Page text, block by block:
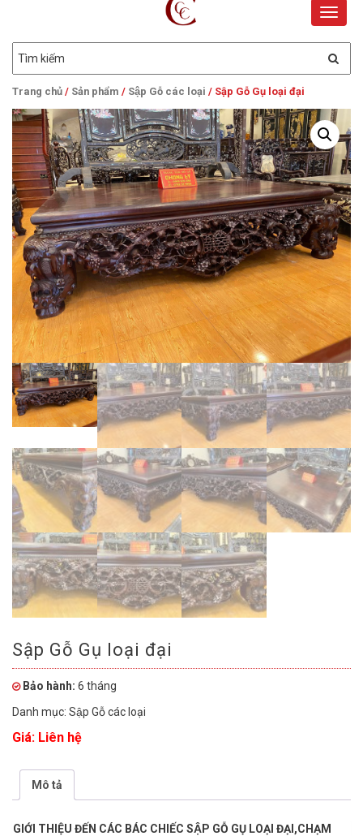
Toggle
Trang chủ / Sản phẩm / Sập Gỗ các loại / Sập Gỗ Gụ loại đại
Sập Gỗ Gụ loại đại
Bảo hành: 6 tháng
Danh mục: Sập Gỗ các loại
Giá: Liên hệ
Mô tả
GIỚI THIỆU ĐẾN CÁC BÁC CHIẾC SẬP GỖ GỤ LOẠI ĐẠI,CHẠM